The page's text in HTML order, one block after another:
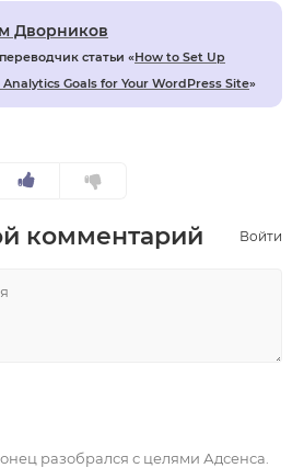
Дворников
статьи «How to Set Up
Analytics Goals for Your WordPress Site»
комментарий Войти
разобрался с целями Адсенса.